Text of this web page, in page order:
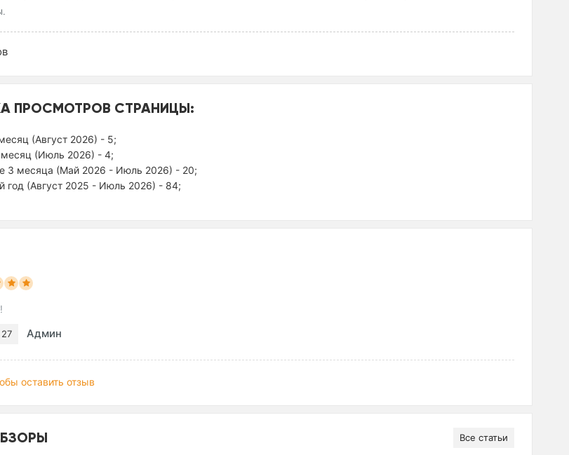
ПРОСМОТРОВ СТРАНИЦЫ:
(Август 2026) - 5;
(Июль 2026) - 4;
3 месяца (Май 2026 - Июль 2026) - 20;
год (Август 2025 - Июль 2026) - 84;
Админ
оставить отзыв
Все статьи